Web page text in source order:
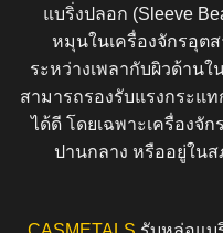
แบริ่งปลอก (Sleeve
หมุนในเครื่องจักรอุต
ระหว่างเพลากับผิวด้าน
สามารถรองรับแรงกระแ
ได้ดี โดยเฉพาะเครื่องจั
ปานกลาง หรืออยู่ใน